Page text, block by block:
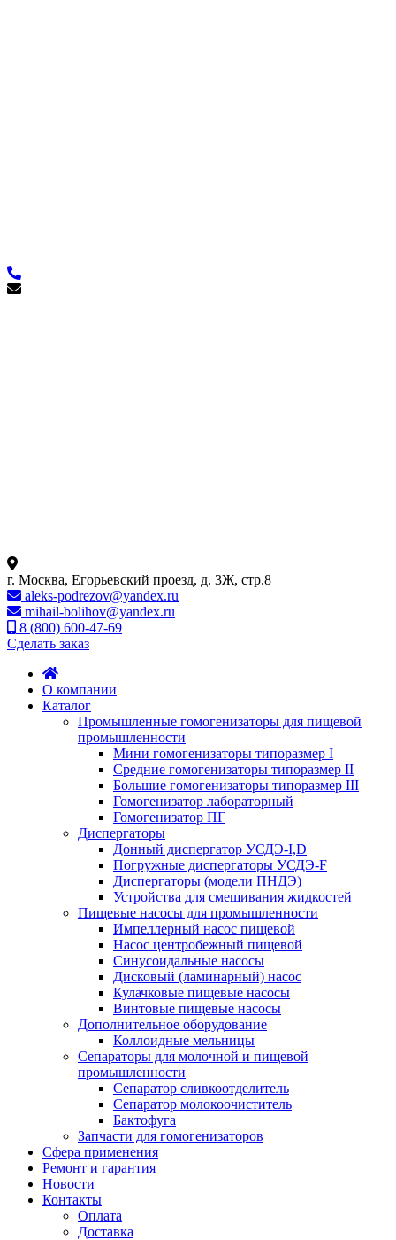
г. Москва, Егорьевский проезд, д. 3Ж, стр.8
aleks-podrezov@yandex.ru
mihail-bolihov@yandex.ru
8 (800) 600-47-69
Сделать заказ
О компании
Каталог
Промышленные гомогенизаторы для пищевой
промышленности
Мини гомогенизаторы типоразмер I
Средние гомогенизаторы типоразмер II
Большие гомогенизаторы типоразмер III
Гомогенизатор лабораторный
Гомогенизатор ПГ
Диспергаторы
Донный диспергатор УСДЭ-I,D
Погружные диспергаторы УСДЭ-F
Диспергаторы (модели ПНДЭ)
Устройства для смешивания жидкостей
Пищевые насосы для промышленности
Импеллерный насос пищевой
Насос центробежный пищевой
Синусоидальные насосы
Дисковый (ламинарный) насос
Кулачковые пищевые насосы
Винтовые пищевые насосы
Дополнительное оборудование
Коллоидные мельницы
Сепараторы для молочной и пищевой
промышленности
Сепаратор сливкоотделитель
Сепаратор молокоочиститель
Бактофуга
Запчасти для гомогенизаторов
Сфера применения
Ремонт и гарантия
Новости
Контакты
Оплата
Доставка